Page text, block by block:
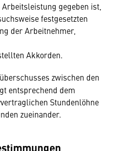
gegeben ist,
festgesetzten
der Arbeitnehmer,
Akkorden.
zwischen den
entsprechend dem
Stundenlöhne
zueinander.